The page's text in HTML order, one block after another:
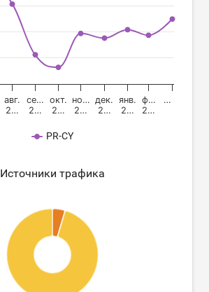
PR-CY
авг.
2…
се…
2…
окт.
2…
но…
2…
дек.
2…
янв.
2…
ф…
2…
…
Источники трафика